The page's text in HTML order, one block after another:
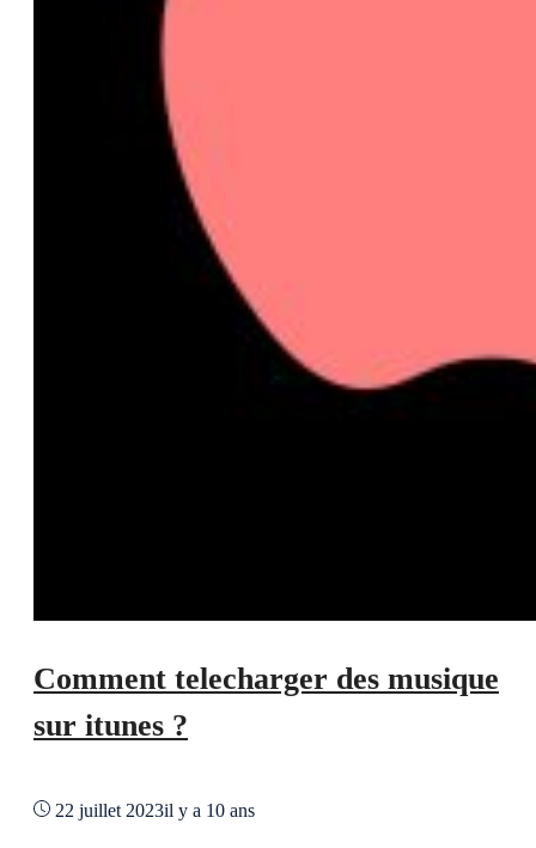
Comment telecharger des musique
sur itunes ?
22 juillet 2023il y a 10 ans